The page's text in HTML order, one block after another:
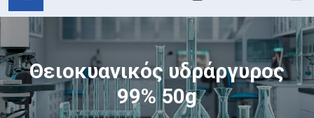
Θειοκυανικός υδράργυρος
99% 50g